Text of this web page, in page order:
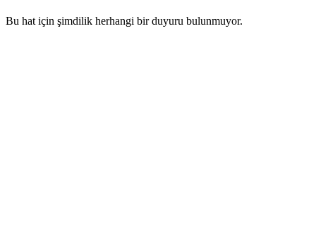
Bu hat için şimdilik herhangi bir duyuru bulunmuyor.